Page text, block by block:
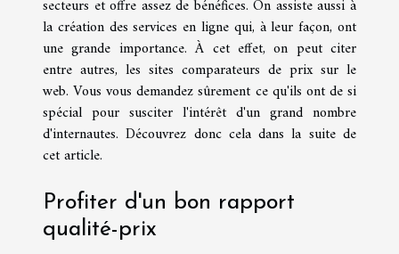
secteurs et offre assez de bénéfices. On assiste aussi à
la création des services en ligne qui, à leur façon, ont
une grande importance. À cet effet, on peut citer
entre autres, les sites comparateurs de prix sur le
web. Vous vous demandez sûrement ce qu'ils ont de si
spécial pour susciter l'intérêt d'un grand nombre
d'internautes. Découvrez donc cela dans la suite de
cet article.
Profiter d'un bon rapport
qualité-prix